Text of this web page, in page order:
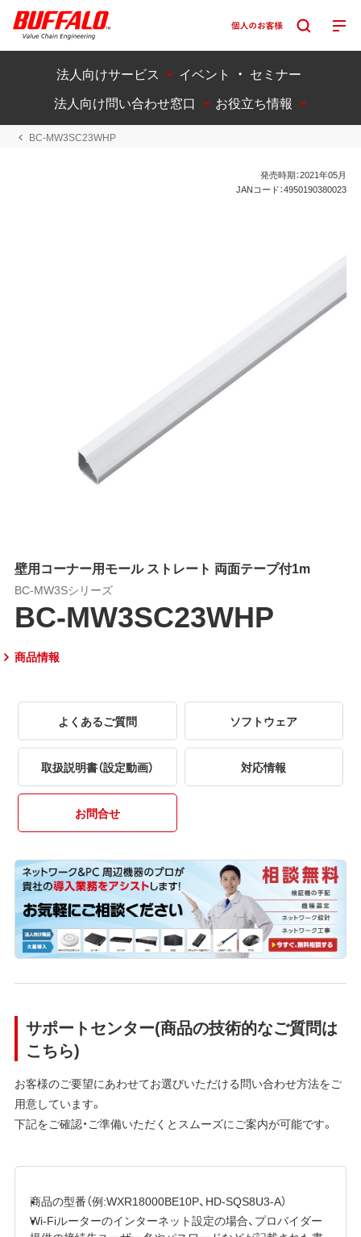
法人向けサービス
イベント ・ セミナー
法人向け問い合わせ窓口
お役立ち情報
BC-MW3SC23WHP
発売時期：2021年05月
JANコード：4950190380023
壁用コーナー用モール ストレート 両面テープ付1m
BC-MW3Sシリーズ
BC-MW3SC23WHP
商品情報
よくあるご質問 ソフトウェア
取扱説明書（設定動画） 対応情報
お問合せ
サポートセンター(商品の技術的なご質問は
こちら)
お客様のご要望にあわせてお選びいただける問い合わせ方法をご
用意しています。
下記をご確認・ご準備いただくとスムーズにご案内が可能です。
商品の型番（例:WXR18000BE10P、HD-SQS8U3-A）
Wi-Fiルーターのインターネット設定の場合、プロバイダー